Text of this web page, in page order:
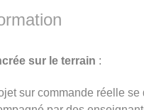
d’être force de
sur le terrain :
sur commande réelle